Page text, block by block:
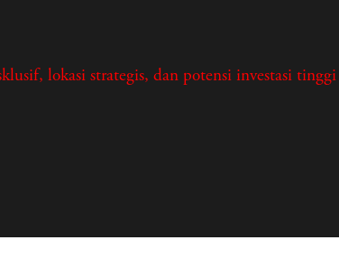
lokasi strategis, dan potensi investasi